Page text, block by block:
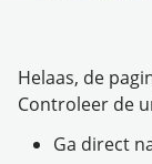
Helaas, de
Controleer de
Ga direct